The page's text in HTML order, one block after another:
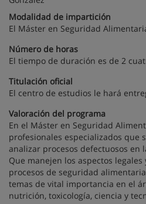
Modalidad de impartición
El Máster en Seguridad
Número de horas
El tiempo de duración es de 2
Titulación oficial
El centro de estudios le hará
Valoración del programa
En el Máster en Seguridad
profesionales especializados que
analizar procesos defectuosos
Que manejen los aspectos legales
procesos de seguridad
temas de vital importancia en el
nutrición, toxicología, ciencia y